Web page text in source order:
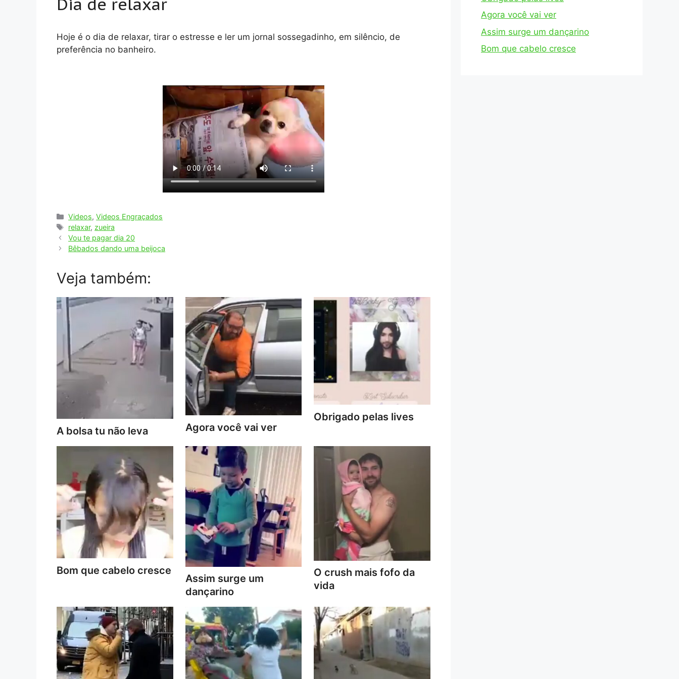
Hoje é o dia de relaxar, tirar o estresse e ler um jornal sossegadinho, em silêncio, de
preferência no banheiro.
Categorias
Videos,Videos Engraçados
Tags
relaxar, zueira
Vou te pagar dia 20
Bêbados dando uma beijoca
Veja também:
A bolsa tu não leva Agora você vai ver
Obrigado pelas lives
Bom que cabelo cresce
Assim surge um
dançarino
O crush mais fofo da
vida
Agora você vai ver
Assim surge um dançarino
Bom que cabelo cresce